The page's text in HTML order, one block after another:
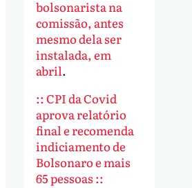
bolsonarista na
comissão, antes
mesmo dela ser
instalada, em
abril.
:: CPI da Covid
aprova relatório
final e recomenda
indiciamento de
Bolsonaro e mais
65 pessoas ::